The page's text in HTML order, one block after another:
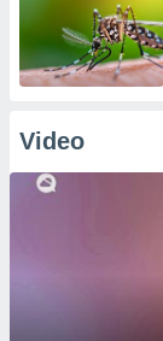
Video